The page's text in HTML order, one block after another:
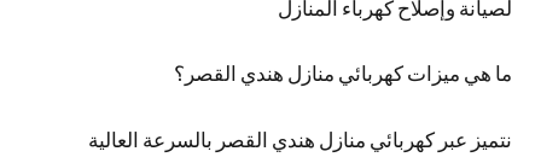
لصيانة وإصلاح كهرباء المنازل
ما هي ميزات كهربائي منازل هندي القصر؟
نتميز عبر كهربائي منازل هندي القصر بالسرعة العالية